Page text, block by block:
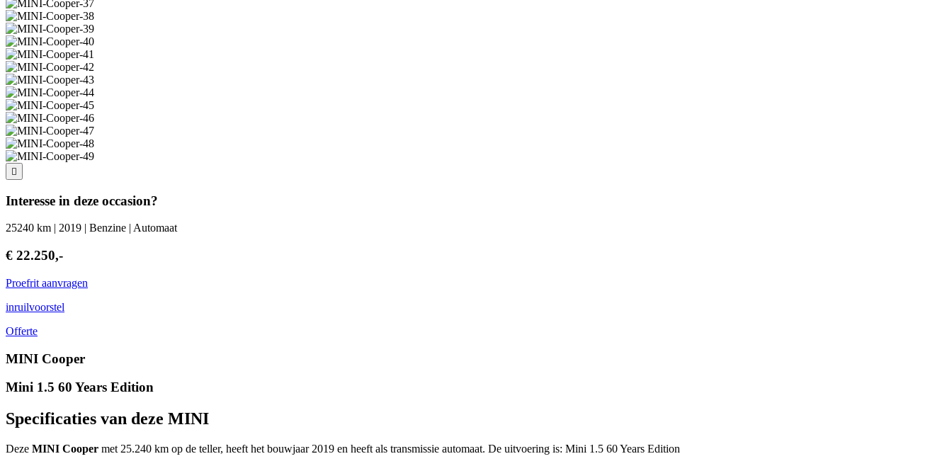
Interesse in deze occasion?
25240 km | 2019 | Benzine | Automaat
€ 22.250,-
Proefrit aanvragen
inruilvoorstel
Offerte
MINI Cooper
Mini 1.5 60 Years Edition
Specificaties van deze MINI
Deze MINI Cooper met 25.240 km op de teller, heeft het bouwjaar 2019 en heeft als transmissie automaat. De uitvoering is: Mini 1.5 60 Years Edition